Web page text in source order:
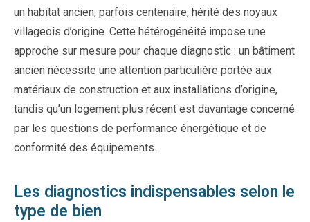
un habitat ancien, parfois centenaire, hérité des noyaux
villageois d’origine. Cette hétérogénéité impose une
approche sur mesure pour chaque diagnostic : un bâtiment
ancien nécessite une attention particulière portée aux
matériaux de construction et aux installations d’origine,
tandis qu’un logement plus récent est davantage concerné
par les questions de performance énergétique et de
conformité des équipements.
Les diagnostics indispensables selon le
type de bien